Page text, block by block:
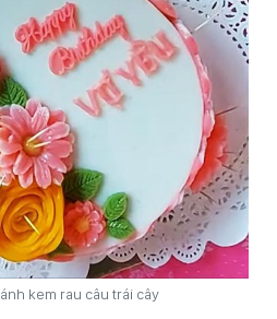
kem rau câu trái cây